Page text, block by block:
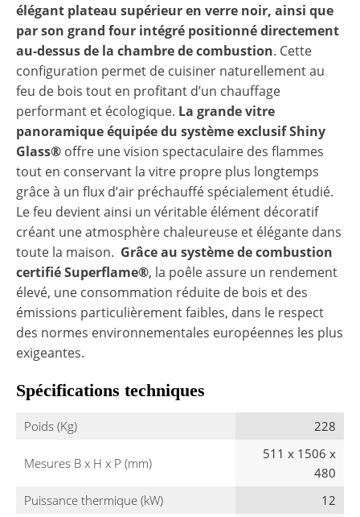
élégant plateau supérieur en verre noir, ainsi que
par son grand four intégré positionné directement
au-dessus de la chambre de combustion. Cette
configuration permet de cuisiner naturellement au
feu de bois tout en profitant d’un chauffage
performant et écologique. La grande vitre
panoramique équipée du système exclusifShiny
Glass® offre une vision spectaculaire des flammes
tout en conservant la vitre propre plus longtemps
grâce à un flux d’air préchauffé spécialement étudié.
Le feu devient ainsi un véritable élément décoratif
créant une atmosphère chaleureuse et élégante dans
toute la maison. Grâce au système de combustion
certifiéSuperflame®, la poêle assure un rendement
élevé, une consommation réduite de bois et des
émissions particulièrement faibles, dans le respect
des normes environnementales européennes les plus
exigeantes.
Spécifications techniques
Poids (Kg) 228
Mesures B x H x P (mm)
511 x 1506 x
480
Puissance thermique (kW)
12